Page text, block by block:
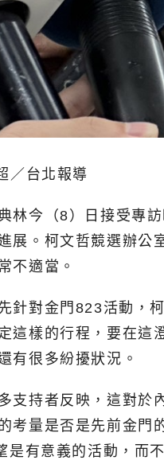
／台北報導
林今（8）日接受專
展。柯文哲競選辦
不適當。
針對金門823活動，
這樣的行程，要在
有很多紛擾狀況。
支持者反映，這對
考量是否是先前金
是有意義的活動，而